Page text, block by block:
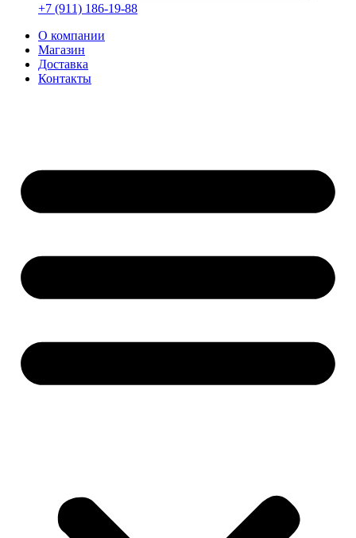
+7 (911) 186-19-88
О компании
Магазин
Доставка
Контакты